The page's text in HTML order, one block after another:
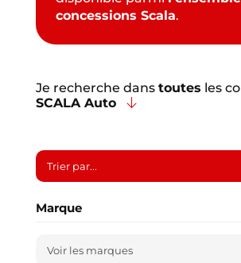
concessions Scala.
Je recherche dans toutes les
SCALA Auto
Marque